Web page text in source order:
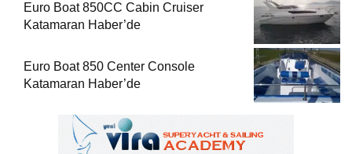
Euro Boat 850CC Cabin Cruiser
Katamaran Haber’de
Euro Boat 850 Center Console
Katamaran Haber’de